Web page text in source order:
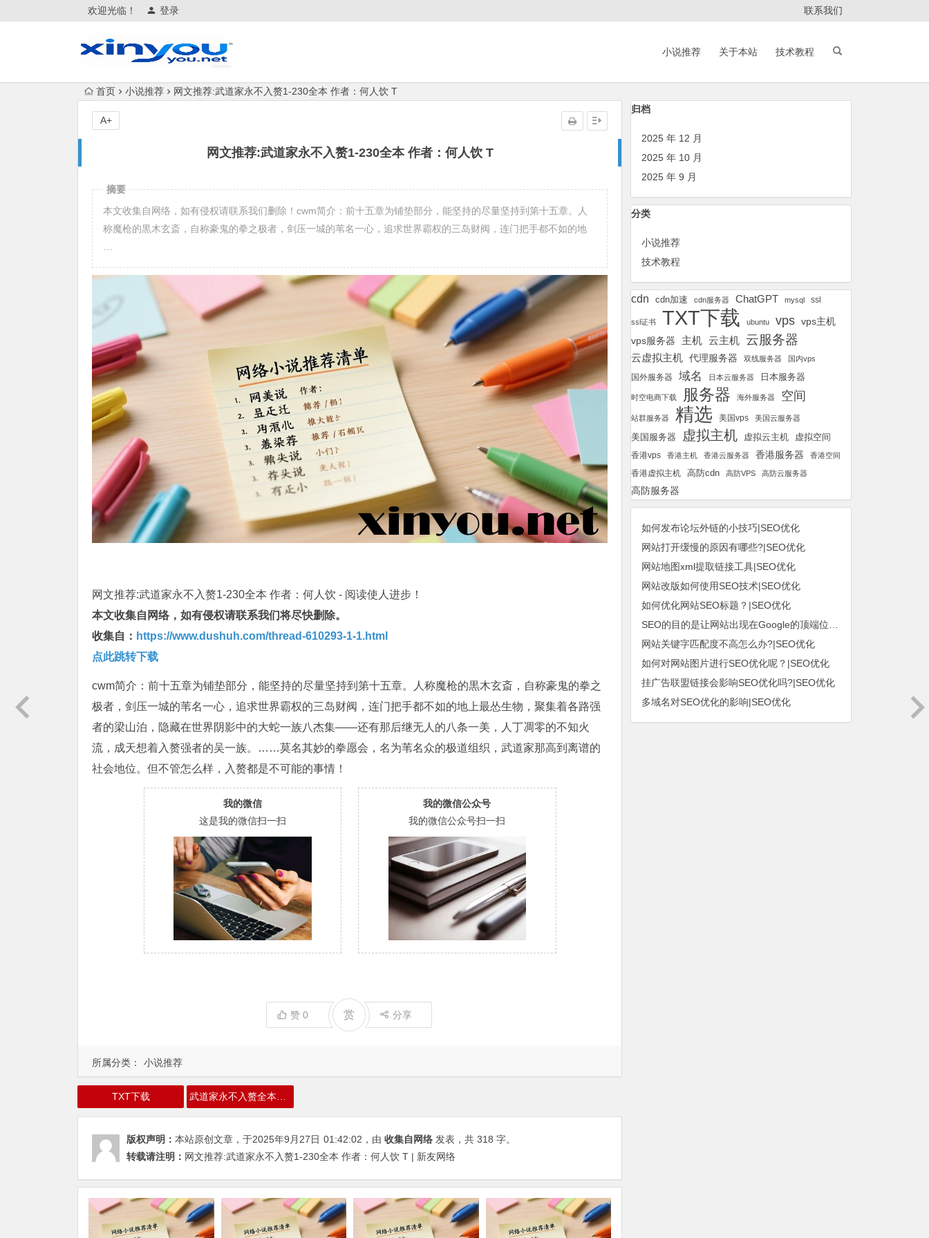
欢迎光临！ 登录 联系我们
小说推荐 关于本站 技术教程
首页 小说推荐 网文推荐:武道家永不入赘1-230全本 作者：何人饮 T
网文推荐:武道家永不入赘1-230全本 作者：何人饮 T
A+
所属分类： 小说推荐
摘要
本文收集自网络，如有侵权请联系我们删除！cwm简介：前十五章为铺垫部分，能坚持的尽量坚持到第十五章。人
称魔枪的黒木玄斎，自称豪鬼的拳之极者，剑压一城的苇名一心，追求世界霸权的三岛财阀，连门把手都不如的地
网文推荐:武道家永不入赘1-230全本 作者：何人饮 - 阅读使人进步！
本文收集自网络，如有侵权请联系我们将尽快删除。
收集自： https://www.dushuh.com/thread-610293-1-1.html
点此跳转下载
cwm简介：前十五章为铺垫部分，能坚持的尽量坚持到第十五章。人称魔枪的黒木玄斎，自称豪鬼的拳之
极者，剑压一城的苇名一心，追求世界霸权的三岛财阀，连门把手都不如的地上最怂生物，聚集着各路强
者的梁山泊，隐藏在世界阴影中的大蛇一族八杰集——还有那后继无人的八条一美，人丁凋零的不知火
流，成天想着入赘强者的吴一族。……莫名其妙的拳愿会，名为苇名众的极道组织，武道家那高到离谱的
社会地位。但不管怎么样，入赘都是不可能的事情！
我的微信
这是我的微信扫一扫
我的微信公众号
我的微信公众号扫一扫
赞 0 赏 分享
TXT下载
版权声明： 本站原创文章，于2025年9月27日 01:42:02 ，由 收集自网络 发表，共 318 字。
转载请注明： 网文推荐:武道家永不入赘1-230全本 作者：何人饮 T | 新友网络
归档
2025 年 12 月
2025 年 10 月
2025 年 9 月
分类
小说推荐
技术教程
cdn cdn加速 cdn服务器 ChatGPT mysql ssl
ssl证书 TXT下载 ubuntu vps vps主机
vps服务器
主机 云主机 云服务器
云虚拟主机 代理服务器 双线服务器 国内vps
国外服务器 域名 日本云服务器 日本服务器
时空电商下载 服务器 海外服务器 空间
站群服务器 精选 美国vps 美国云服务器
美国服务器 虚拟主机 虚拟云主机 虚拟空间
香港vps 香港主机 香港云服务器 香港服务器 香港空间
香港虚拟主机 高防cdn 高防VPS 高防云服务器
高防服务器
如何发布论坛外链的小技巧|SEO优化
网站打开缓慢的原因有哪些?|SEO优化
网站地图xml提取链接工具|SEO优化
网站改版如何使用SEO技术|SEO优化
如何优化网站SEO标题？|SEO优化
网站关键字匹配度不高怎么办?|SEO优化
如何对网站图片进行SEO优化呢？|SEO优化
挂广告联盟链接会影响SEO优化吗?|SEO优化
多域名对SEO优化的影响|SEO优化